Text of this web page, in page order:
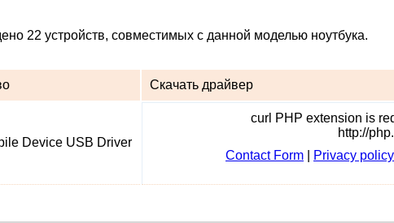
22 устройств, совместимых с данной моделью ноутбука.
Скачать драйвер
Device USB Driver
curl PHP extension is
http://
Contact Form
Privacy policy